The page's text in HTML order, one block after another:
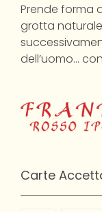
Prende forma
grotta
dell’uomo…
Carte